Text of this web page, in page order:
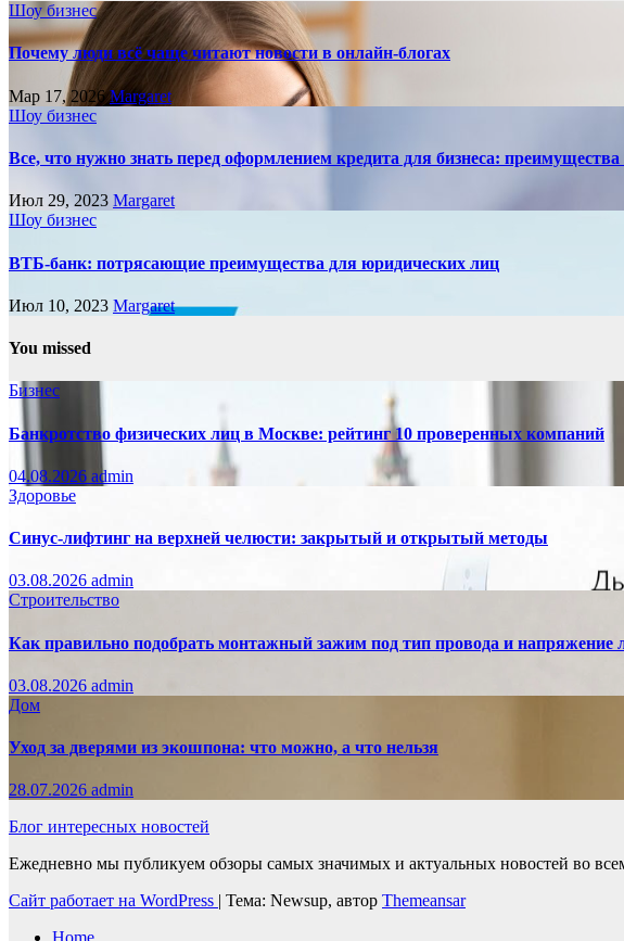
Шоу бизнес
Почему люди всё чаще читают новости в онлайн-блогах
Мар 17, 2026Margaret
Шоу бизнес
Все, что нужно знать перед оформлением кредита для бизнеса: преимущества
Июл 29, 2023 Margaret
Шоу бизнес
ВТБ-банк: потрясающие преимущества для юридических лиц
Июл 10, 2023 Margaret
You missed
Бизнес
Банкротство физических лиц в Москве: рейтинг 10 проверенных компаний
04.08.2026 admin
Здоровье
Синус-лифтинг на верхней челюсти: закрытый и открытый методы
03.08.2026 admin
Строительство
Как правильно подобрать монтажный зажим под тип провода и напряжение
03.08.2026 admin
Дом
Уход за дверями из экошпона: что можно, а что нельзя
28.07.2026 admin
Блог интересных новостей
Ежедневно мы публикуем обзоры самых значимых и актуальных новостей во
Сайт работает на WordPress
Тема: Newsup, автор Themeansar